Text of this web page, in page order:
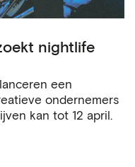
nightlife
een
ondernemers
kan tot 12 april.